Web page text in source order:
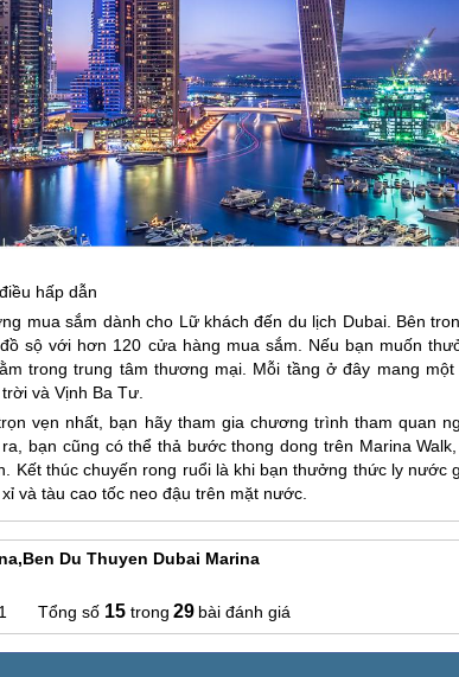
hấp dẫn
mua sắm dành cho Lữ khách đến du lịch Dubai. Bên
sộ với hơn 120 cửa hàng mua sắm. Nếu bạn muốn
trong trung tâm thương mại. Mỗi tầng ở đây mang
và Vịnh Ba Tư.
vẹn nhất, bạn hãy tham gia chương trình tham quan
bạn cũng có thể thả bước thong dong trên Marina
Kết thúc chuyến rong ruổi là khi bạn thưởng thức ly nước
và tàu cao tốc neo đậu trên mặt nước.
Du Thuyen Dubai Marina
1 15 29 bài đánh giá